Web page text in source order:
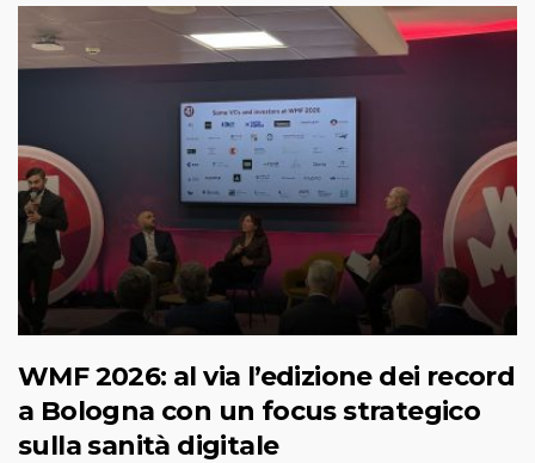
WMF 2026: al via l’edizione dei record
a Bologna con un focus strategico
sulla sanità digitale